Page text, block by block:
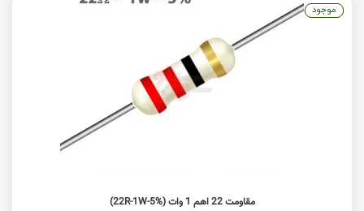
مقاومت 22 اهم 1 وات (22R-1W-5%)
موجود